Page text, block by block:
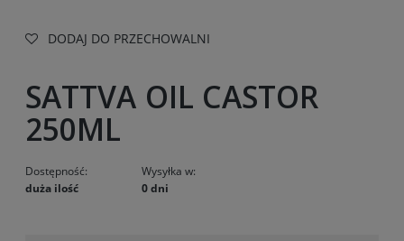
DODAJ DO PRZECHOWALNI
SATTVA OIL CASTOR
250ML
Dostępność:
duża ilość
Wysyłka w:
0 dni